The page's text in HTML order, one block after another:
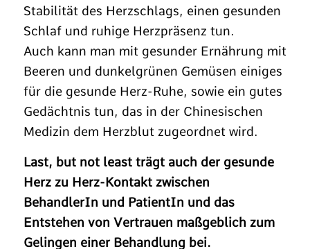
Stabilität des Herzschlags, einen gesunden
Schlaf und ruhige Herzpräsenz tun.
Auch kann man mit gesunder Ernährung mit
Beeren und dunkelgrünen Gemüsen einiges
für die gesunde Herz-Ruhe, sowie ein gutes
Gedächtnis tun, das in der Chinesischen
Medizin dem Herzblut zugeordnet wird.
Last, but not least trägt auch der gesunde
Herz zu Herz-Kontakt zwischen
BehandlerIn und PatientIn und das
Entstehen von Vertrauen maßgeblich zum
Gelingen einer Behandlung bei.